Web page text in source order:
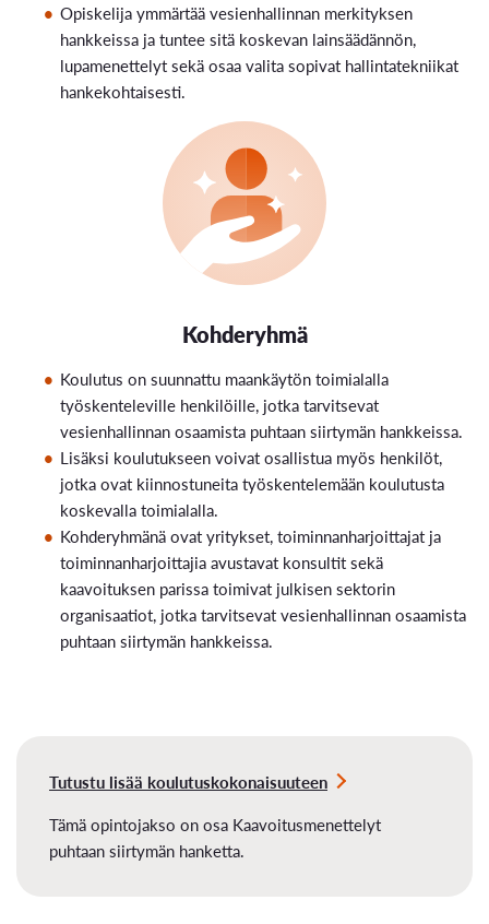
Opiskelija ymmärtää vesienhallinnan merkityksen
hankkeissa ja tuntee sitä koskevan lainsäädännön,
lupamenettelyt sekä osaa valita sopivat hallintatekniikat
hankekohtaisesti.
Kohderyhmä
Koulutus on suunnattu maankäytön toimialalla
työskenteleville henkilöille, jotka tarvitsevat
vesienhallinnan osaamista puhtaan siirtymän hankkeissa.
Lisäksi koulutukseen voivat osallistua myös henkilöt,
jotka ovat kiinnostuneita työskentelemään koulutusta
koskevalla toimialalla.
Kohderyhmänä ovat yritykset, toiminnanharjoittajat ja
toiminnanharjoittajia avustavat konsultit sekä
kaavoituksen parissa toimivat julkisen sektorin
organisaatiot, jotka tarvitsevat vesienhallinnan osaamista
puhtaan siirtymän hankkeissa.
Tutustu lisää koulutuskokonaisuuteen
Tämä opintojakso on osa Kaavoitusmenettelyt
puhtaan siirtymän hanketta.